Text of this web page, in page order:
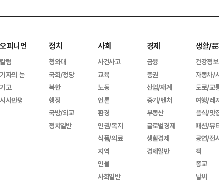
오피니언
칼럼
기자의 눈
기고
시사만평
정치
청와대
국회/정당
북한
행정
국방/외교
정치일반
사회
사건사고
교육
노동
언론
환경
인권/복지
식품/의료
지역
인물
사회일반
경제
금융
증권
산업/재계
중기/벤처
부동산
글로벌경제
생활경제
경제일반
생활/
건강정보
자동차/
도로/교
여행/레
음식/맛
패션/뷰
공연/전
책
종교
날씨